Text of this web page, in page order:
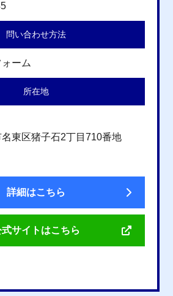
問い合わせ方法
ーム
所在地
東区猪子石2丁目710番地
詳細はこちら
サイトはこちら